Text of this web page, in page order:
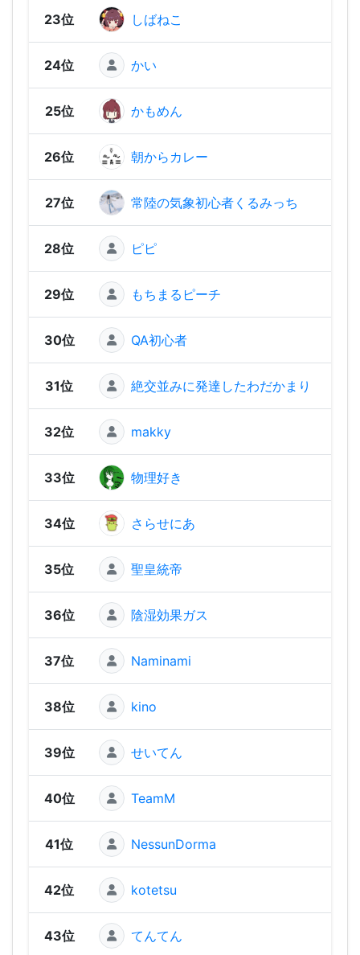
23位 しばねこ
24位 かい
25位 かもめん
26位 朝からカレー
27位 常陸の気象初心者くるみっち
28位 ピピ
29位 もちまるピーチ
30位 QA初心者
31位 絶交並みに発達したわだかまり
32位 makky
33位 物理好き
34位 さらせにあ
35位 聖皇統帝
36位 陰湿効果ガス
37位 Naminami
38位 kino
39位 せいてん
40位 TeamM
41位 NessunDorma
42位 kotetsu
43位 てんてん